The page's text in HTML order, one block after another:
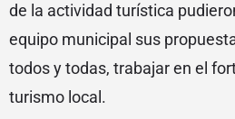
de la actividad turística
equipo municipal sus
todos y todas, trabajar en el
turismo local.